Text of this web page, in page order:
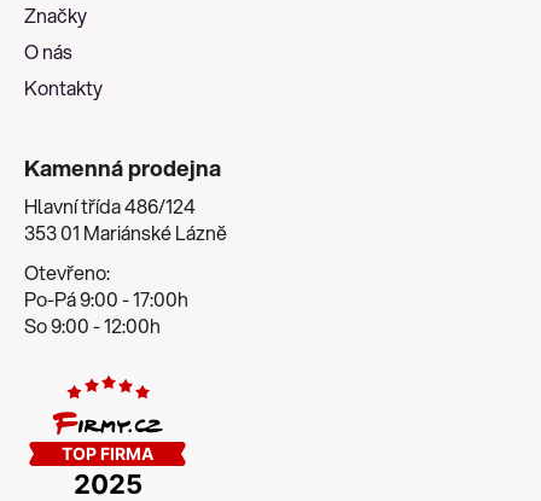
Značky
O nás
Kontakty
Kamenná prodejna
Hlavní třída 486/124
353 01 Mariánské Lázně
Otevřeno:
Po-Pá 9:00 - 17:00h
So 9:00 - 12:00h